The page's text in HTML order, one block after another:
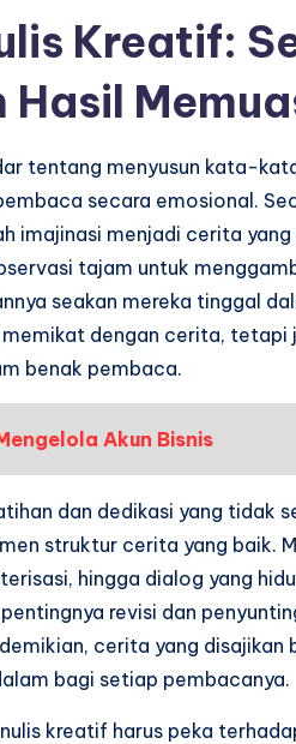
Kreatif:
tentang menyusun kata-
secara emosional.
imajinasi menjadi cerita
tajam untuk
seakan mereka tinggal
dengan cerita, tetapi
benak pembaca.
Akun Bisnis
dan dedikasi yang tidak
struktur cerita yang baik.
hingga dialog yang
revisi dan
cerita yang disajikan
bagi setiap pembacanya.
kreatif harus peka